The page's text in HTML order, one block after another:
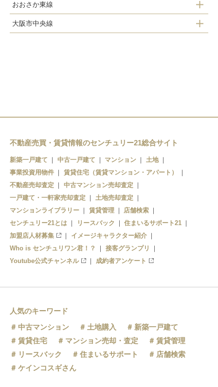
河内小阪駅
額田駅
石切駅
荒本駅
吉田駅
鴻池新田駅
徳庵駅
おおさか東線
高井田中央駅
大阪市中央線
不動産売買・賃貸情報のセンチュリー21総合サイト
新築一戸建て 中古一戸建て マンション
土地
事業投資用物件
賃貸住宅（賃貸マンション・アパート）
不動産売却査定
中古マンション売却査定
一戸建て・一軒家売却査定
土地売却査定
マンションライブラリー
賃貸管理
店舗検索
センチュリー21とは
リースバック
住まいるサポート21
加盟店人材募集
イメージキャラクター紹介
Who is センチュリワン君！？
接客グランプリ
Youtube公式チャンネル
成約者アンケート
人気のキーワード
中古マンション
土地購入
新築一戸建て
賃貸住宅
マンション売却・査定
賃貸管理
リースバック
住まいるサポート
店舗検索
ケインコスギさん